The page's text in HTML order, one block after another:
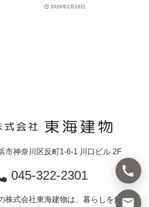
2026年2月26日
市神奈川区反町1-6-1 川口ビル 2F
045-322-2301
株式会社東海建物は、暮らしを創造す